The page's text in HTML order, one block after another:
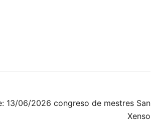
13/06/2026 congreso de mestres San
Xenso